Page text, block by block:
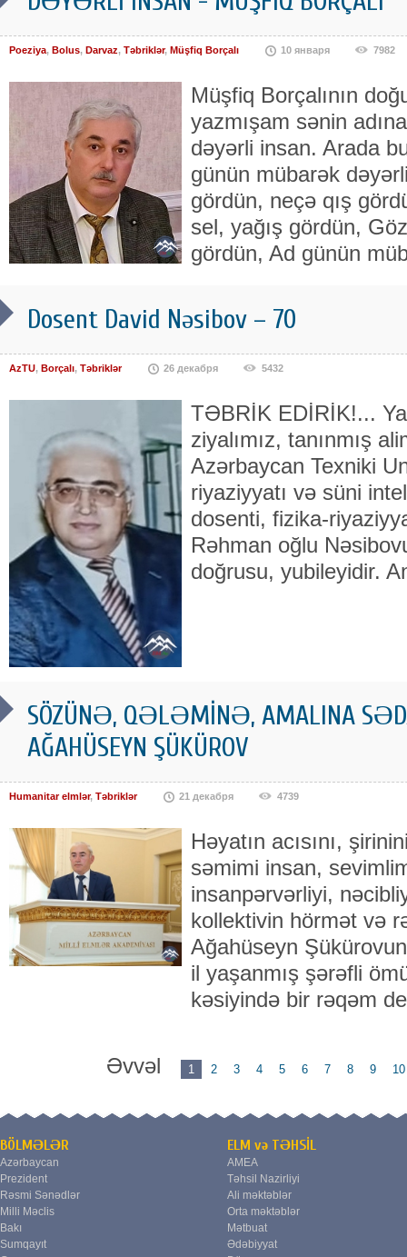
Poeziya, Bolus, Darvaz, Təbriklər, Müşfiq Borçalı 10 января 7982
Müşfiq Borçalının
yazmışam sənin
dəyərli insan. Arada
günün mübarək
gördün, neçə qış
sel, yağış gördün,
gördün, Ad günün
Dosent David Nəsibov – 70
AzTU, Borçalı, Təbriklər 26 декабря 5432
TƏBRİK EDİRİK!...
ziyalımız, tanınmış
Azərbaycan Texniki
riyaziyyatı və süni
dosenti, fizika-
Rəhman oğlu
doğrusu, yubileyidir.
SÖZÜNƏ, QƏLƏMİNƏ, AMALINA
AĞAHÜSEYN ŞÜKÜROV
Humanitar elmlər, Təbriklər 21 декабря 4739
Həyatın acısını,
səmimi insan,
insanpərvərliyi,
kollektivin hörmət və
Ağahüseyn
il yaşanmış şərəfli
kəsiyində bir rəqəm
Əvvəl 1 2 3 4 5 6 7 8 9 10
BÖLMƏLƏR
Azərbaycan
Prezident
Rəsmi Sənədlər
Milli Məclis
Bakı
Sumqayıt
ELM və TƏHSİL
AMEA
Təhsil Nazirliyi
Ali məktəblər
Orta məktəblər
Mətbuat
Ədəbiyyat